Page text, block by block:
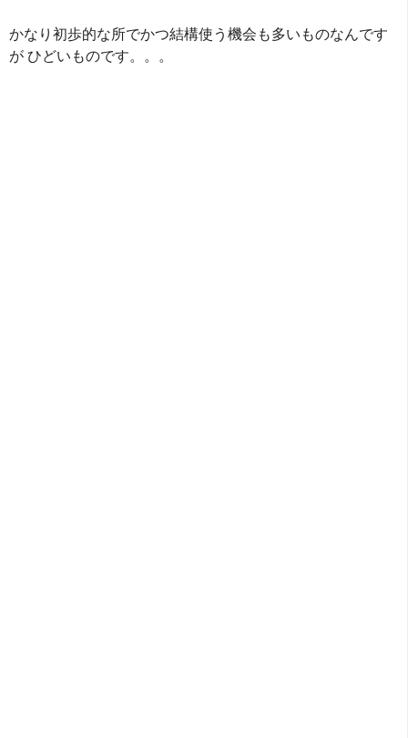
かなり初歩的な所でかつ結構使う機会も多いものなんです
が ひどいものです。。。